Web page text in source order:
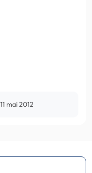
11 mai 2012